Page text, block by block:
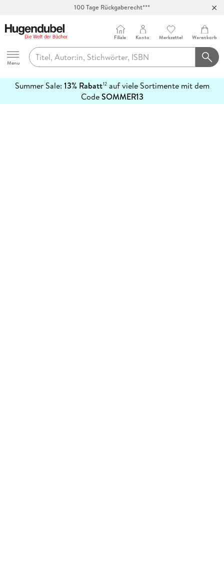
100 Tage Rückgaberecht***
Hugendubel
Menu
Filiale Konto Merkzettel Warenkorb
Summer Sale: 13% Rabatt12auf viele Sortimente mit dem
CodeSOMMER13
erfahren